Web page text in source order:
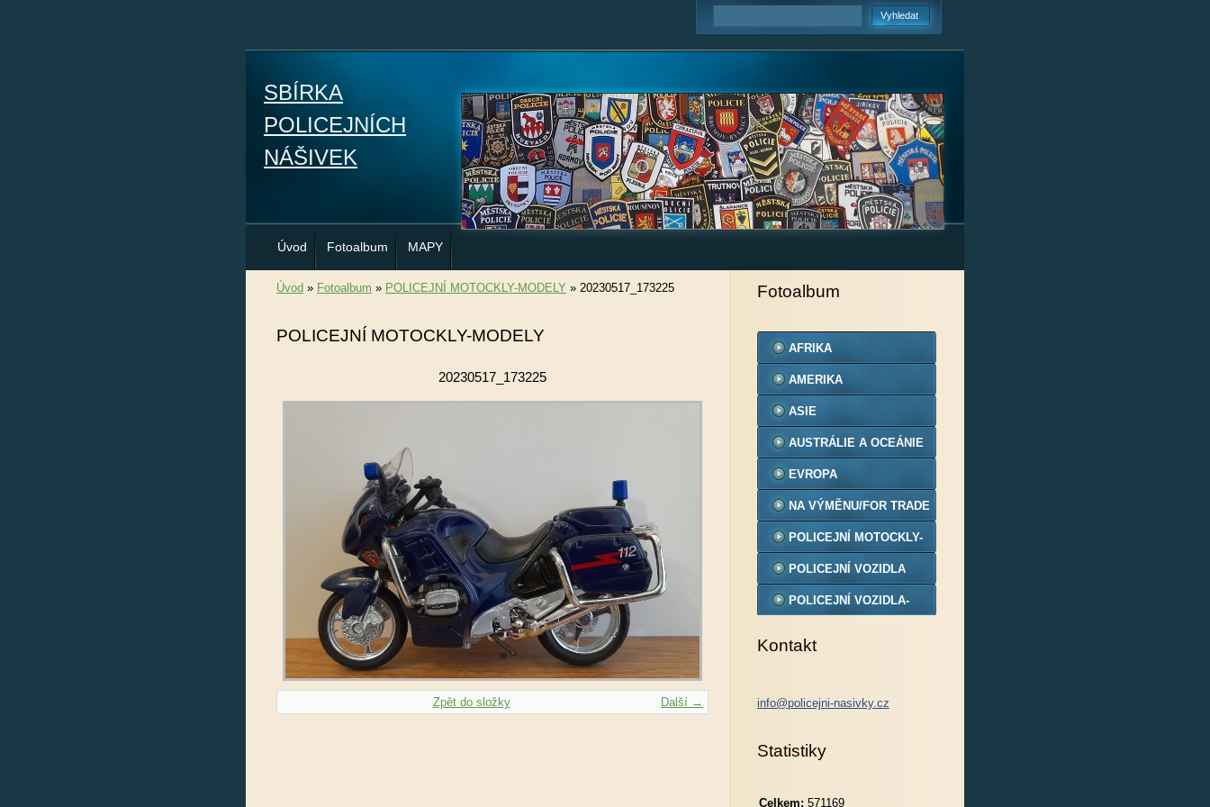
SBÍRKA
POLICEJNÍCH
NÁŠIVEK
Úvod Fotoalbum MAPY
Úvod » Fotoalbum » POLICEJNÍ MOTOCKLY-MODELY » 20230517_173225
POLICEJNÍ MOTOCKLY-MODELY
20230517_173225
Další →
Zpět do složky
Fotoalbum
AFRIKA
AMERIKA
ASIE
AUSTRÁLIE A OCEÁNIE
EVROPA
NA VÝMĚNU/FOR TRADE
POLICEJNÍ MOTOCKLY-
MODELY
POLICEJNÍ VOZIDLA
POLICEJNÍ VOZIDLA-
Kontakt
info@policejni-nasivky.cz
Statistiky
Celkem: 571169